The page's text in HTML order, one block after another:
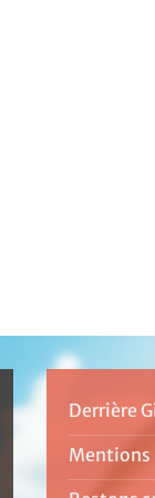
Derrière
Mentions